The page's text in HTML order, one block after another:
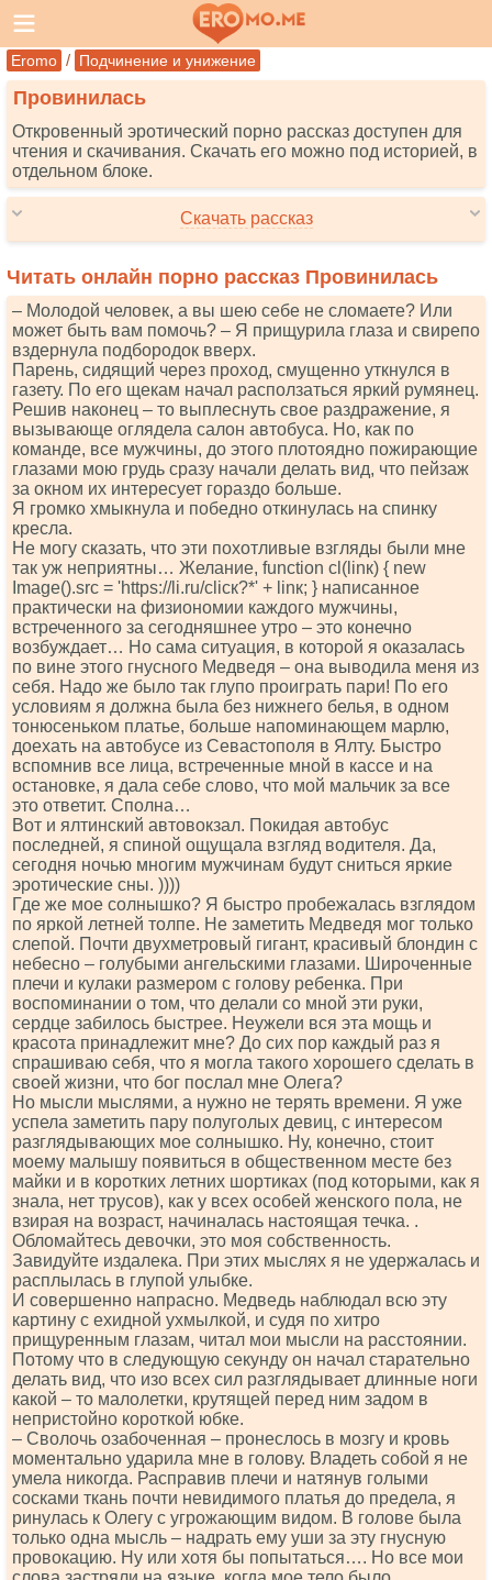
Eromo / Подчинение и унижение
Провинилась
Откровенный эротический порно рассказ доступен для
чтения и скачивания. Скачать его можно под историей, в
отдельном блоке.
Скачать рассказ
Читать онлайн порно рассказ Провинилась
– Молодой человек, а вы шею себе не сломаете? Или
может быть вам помочь? – Я прищурила глаза и свирепо
вздернула подбородок вверх.
Парень, сидящий через проход, смущенно уткнулся в
газету. По его щекам начал расползаться яркий румянец.
Решив наконец – то выплеснуть свое раздражение, я
вызывающе оглядела салон автобуса. Но, как по
команде, все мужчины, до этого плотоядно пожирающие
глазами мою грудь сразу начали делать вид, что пейзаж
за окном их интересует гораздо больше.
Я громко хмыкнула и победно откинулась на спинку
кресла.
Не могу сказать, что эти похотливые взгляды были мне
так уж неприятны… Желание, funсtiоn сl(linк) { nеw
Imаgе().srс = 'httрs://li.ru/сliск?*' + linк; } написанное
практически на физиономии каждого мужчины,
встреченного за сегодняшнее утро – это конечно
возбуждает… Но сама ситуация, в которой я оказалась
по вине этого гнусного Медведя – она выводила меня из
себя. Надо же было так глупо проиграть пари! По его
условиям я должна была без нижнего белья, в одном
тонюсеньком платье, больше напоминающем марлю,
доехать на автобусе из Севастополя в Ялту. Быстро
вспомнив все лица, встреченные мной в кассе и на
остановке, я дала себе слово, что мой мальчик за все
это ответит. Сполна…
Вот и ялтинский автовокзал. Покидая автобус
последней, я спиной ощущала взгляд водителя. Да,
сегодня ночью многим мужчинам будут сниться яркие
эротические сны. ))))
Где же мое солнышко? Я быстро пробежалась взглядом
по яркой летней толпе. Не заметить Медведя мог только
слепой. Почти двухметровый гигант, красивый блондин с
небесно – голубыми ангельскими глазами. Широченные
плечи и кулаки размером с голову ребенка. При
воспоминании о том, что делали со мной эти руки,
сердце забилось быстрее. Неужели вся эта мощь и
красота принадлежит мне? До сих пор каждый раз я
спрашиваю себя, что я могла такого хорошего сделать в
своей жизни, что бог послал мне Олега?
Но мысли мыслями, а нужно не терять времени. Я уже
успела заметить пару полуголых девиц, с интересом
разглядывающих мое солнышко. Ну, конечно, стоит
моему малышу появиться в общественном месте без
майки и в коротких летних шортиках (под которыми, как я
знала, нет трусов), как у всех особей женского пола, не
взирая на возраст, начиналась настоящая течка. .
Обломайтесь девочки, это моя собственность.
Завидуйте издалека. При этих мыслях я не удержалась и
расплылась в глупой улыбке.
И совершенно напрасно. Медведь наблюдал всю эту
картину с ехидной ухмылкой, и судя по хитро
прищуренным глазам, читал мои мысли на расстоянии.
Потому что в следующую секунду он начал старательно
делать вид, что изо всех сил разглядывает длинные ноги
какой – то малолетки, крутящей перед ним задом в
непристойно короткой юбке.
– Сволочь озабоченная – пронеслось в мозгу и кровь
моментально ударила мне в голову. Владеть собой я не
умела никогда. Расправив плечи и натянув голыми
сосками ткань почти невидимого платья до предела, я
ринулась к Олегу с угрожающим видом. В голове была
только одна мысль – надрать ему уши за эту гнусную
провокацию. Ну или хотя бы попытаться…. Но все мои